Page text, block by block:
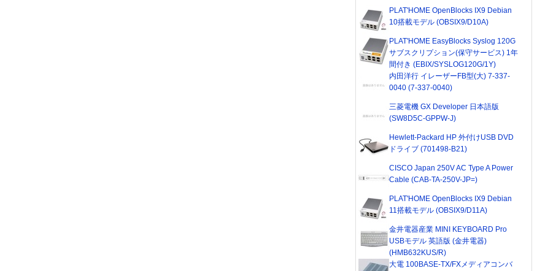
PLAT'HOME OpenBlocks IX9 Debian
10搭載モデル (OBSIX9/D10A)
PLAT'HOME EasyBlocks Syslog 120G
サブスクリプション(保守サービス) 1年
間付き (EBIX/SYSLOG120G/1Y)
内田洋行 イレーザーFB型(大) 7-337-
0040 (7-337-0040)
三菱電機 GX Developer 日本語版
(SW8D5C-GPPW-J)
Hewlett-Packard HP 外付けUSB DVD
ドライブ (701498-B21)
CISCO Japan 250V AC Type A Power
Cable (CAB-TA-250V-JP=)
PLAT'HOME OpenBlocks IX9 Debian
11搭載モデル (OBSIX9/D11A)
金井電器産業 MINI KEYBOARD Pro
USBモデル 英語版 (金井電器)
(HMB632KUS/R)
大電 100BASE-TX/FXメディアコンバ